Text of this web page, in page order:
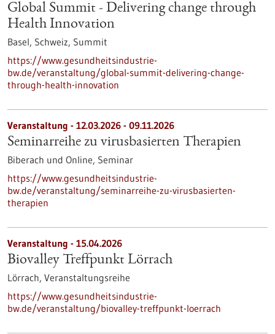
Global Summit - Delivering change through
Health Innovation
Basel, Schweiz, Summit
https://www.gesundheitsindustrie-
bw.de/veranstaltung/global-summit-delivering-change-
through-health-innovation
Veranstaltung - 12.03.2026 - 09.11.2026
Seminarreihe zu virusbasierten Therapien
Biberach und Online, Seminar
https://www.gesundheitsindustrie-
bw.de/veranstaltung/seminarreihe-zu-virusbasierten-
therapien
Veranstaltung - 15.04.2026
Biovalley Treffpunkt Lörrach
Lörrach, Veranstaltungsreihe
https://www.gesundheitsindustrie-
bw.de/veranstaltung/biovalley-treffpunkt-loerrach